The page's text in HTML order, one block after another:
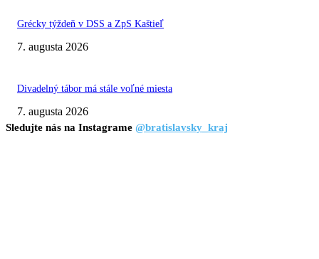
Grécky týždeň v DSS a ZpS Kaštieľ
7. augusta 2026
Divadelný tábor má stále voľné miesta
7. augusta 2026
Sledujte nás na Instagrame @bratislavsky_kraj